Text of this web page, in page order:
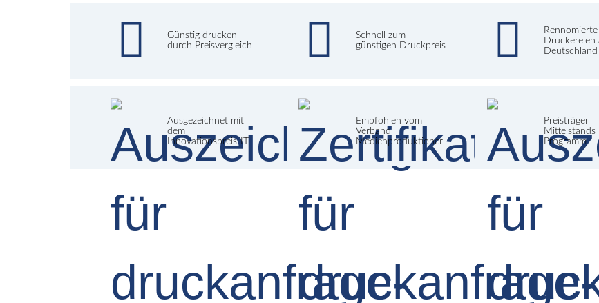
Günstig drucken
durch Preisvergleich
Schnell zum
günstigen Druckpreis
Druckereien
Deutschland
Ausgezeichnet mit
dem
Innovationspreis-IT
Empfohlen vom
Verband
Medienproduktioner
Preisträger
Mittelstands
Programm